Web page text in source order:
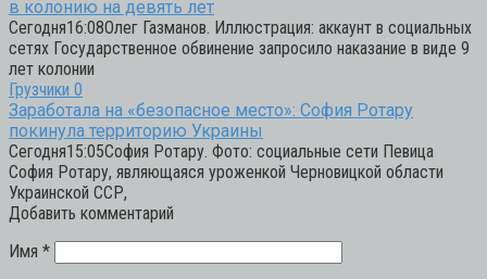
в колонию на девять лет
Сегодня16:08Олег Газманов. Иллюстрация: аккаунт в социальных
сетях Государственное обвинение запросило наказание в виде 9
лет колонии
Грузчики 0
Заработала на «безопасное место»: София Ротару
покинула территорию Украины
Сегодня15:05София Ротару. Фото: социальные сети Певица
София Ротару, являющаяся уроженкой Черновицкой области
Украинской ССР,
Добавить комментарий
Имя *